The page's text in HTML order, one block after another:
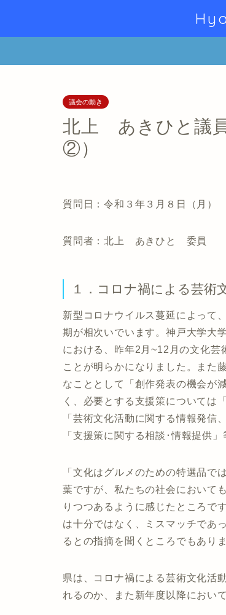
議会の動き
北上 あきひと議
②）
質問日：令和３年３月８日（月）
質問者：北上 あきひと 委員
１．コロナ禍による芸術
新型コロナウイルス蔓延によって
期が相次いでいます。神戸大学大
における、昨年2月~12月の文化芸
ことが明らかになりました。また
なこととして「創作発表の機会が
く、必要とする支援策については
「芸術文化活動に関する情報発信
「支援策に関する相談･情報提供
「文化はグルメのための特選品で
葉ですが、私たちの社会において
りつつあるように感じたところで
は十分ではなく、ミスマッチであ
るとの指摘を聞くところでもありま
県は、コロナ禍による芸術文化活
れるのか、また新年度以降におい